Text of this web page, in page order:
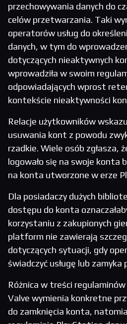
przechowywania danych do
celów przetwarzania. Taki
operatorów usług do
danych, w tym do
dotyczących nieaktywnych
wprowadziła w swoim
odpowiadających wprost
kontekście nieaktywności
Relacje użytkowników
usuwania kont z powodu
rzadkie. Wiele osób zgłasza,
logowało się na swoje konta
na konta utworzone w erze
Dla posiadaczy dużych
dostępu do konta
korzystaniu z zakupionych
platform nie zawierają
dotyczących sytuacji, gdy
świadczyć usługę lub
Różnica w treści
Valve wymienia konkretne
do zamknięcia konta,